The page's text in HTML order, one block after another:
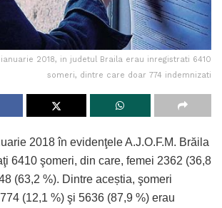
2018, in judetul Braila erau inregistrati 6410
someri, dintre care doar 774 indemnizati
2018 în evidenţele A.J.O.F.M. Brăila
6410 şomeri, din care, femei 2362 (36,8
(63,2 %). Dintre aceștia, şomeri
(12,1 %) şi 5636 (87,9 %) erau